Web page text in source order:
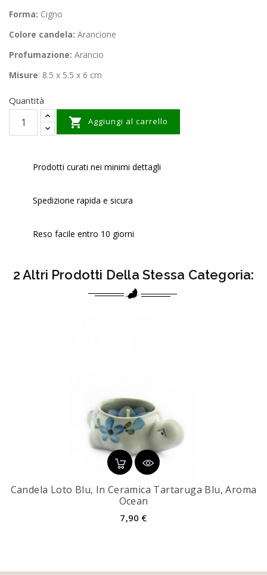
Forma: Cigno
Colore candela: Arancione
Profumazione: Arancio
Misure: 8.5 x 5.5 x 6 cm
Quantità
 Aggiungi al carrello
Prodotti curati nei minimi dettagli
Spedizione rapida e sicura
Reso facile entro 10 giorni
2 Altri Prodotti Della Stessa Categoria:
Candela Loto Blu, In Ceramica Tartaruga Blu, Aroma
Ocean
7,90 €Prezzo